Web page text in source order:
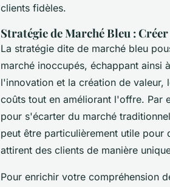
clients fidèles.
Stratégie de Marché Bleu :
La stratégie dite de marché bleu
marché inoccupés, échappant ainsi
l'innovation et la création de valeur,
coûts tout en améliorant l'offre. Par
pour s'écarter du marché
peut être particulièrement utile
attirent des clients de manière
Pour enrichir votre compréhension